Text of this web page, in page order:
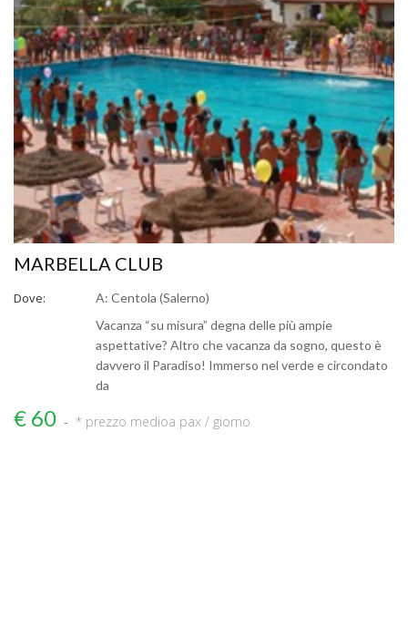
MARBELLA CLUB
Dove:
A: Centola (Salerno)
Vacanza “su misura” degna delle più ampie
aspettative? Altro che vacanza da sogno, questo è
davvero il Paradiso! Immerso nel verde e circondato
da
€ 60 * prezzo medioa pax / giorno